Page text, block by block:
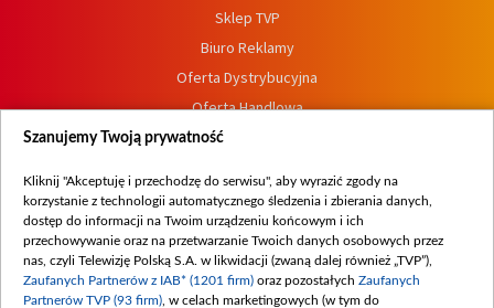
Sklep TVP
Biuro Reklamy
Oferta Dystrybucyjna
Oferta Handlowa
Dostępność
Procedura zgłoszeń wewnętrznych
Szanujemy Twoją prywatność
Kliknij "Akceptuję i przechodzę do serwisu", aby wyrazić zgody na
korzystanie z technologii automatycznego śledzenia i zbierania danych,
dostęp do informacji na Twoim urządzeniu końcowym i ich
przechowywanie oraz na przetwarzanie Twoich danych osobowych przez
nas, czyli Telewizję Polską S.A. w likwidacji (zwaną dalej również „TVP”),
Zaufanych Partnerów z IAB* (1201 firm) oraz pozostałych Zaufanych
Partnerów TVP (93 firm) , w celach marketingowych (w tym do